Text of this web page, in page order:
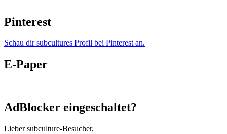
Pinterest
Schau dir subcultures Profil bei Pinterest an.
E-Paper
AdBlocker eingeschaltet?
Lieber subculture-Besucher,